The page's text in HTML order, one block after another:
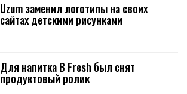
Uzum заменил логотипы на своих
сайтах детскими рисунками
Для напитка B Fresh был снят
продуктовый ролик